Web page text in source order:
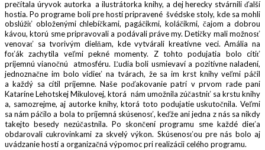
prečítala úryvok autorka a ilustrátorka knihy, a dej herecky stvárnili ďalší
hostia. Po programe boli pre hostí pripravené švédske stoly, kde sa mohli
obslúžiť obloženými chlebíčkami, pagáčikmi, koláčikmi, čajom a dobrou
kávou, ktorú sme pripravovali a podávali práve my. Detičky mali možnosť
venovať sa tvorivým dielňam, kde vytvárali kreatívne veci. Amália na
foťák zachytila veľmi pekné momenty. Z tohto podujatia bolo cítiť
príjemnú vianočnú atmosféru. Ľudia boli usmievaví a pozitívne naladení,
jednoznačne im bolo vidieť na tvárach, že sa im krst knihy veľmi páčil
a každý sa cítil príjemne. Naše poďakovanie patrí v prvom rade pani
Kataríne Lehotskej Mikulovej, ktorá nám umožnila zúčastniť sa krstu knihy
a, samozrejme, aj autorke knihy, ktorá toto podujatie uskutočnila. Veľmi
sa nám páčilo a bola to príjemná skúsenosť, keďže ani jedna z nás sa nikdy
takejto besedy nezúčastnila. Po skončení programu sme každé dieťa
obdarovali cukrovinkami za skvelý výkon. Skúsenosťou pre nás bolo aj
uvádzanie hostí a organizačná výpomoc pri realizácii celého programu.